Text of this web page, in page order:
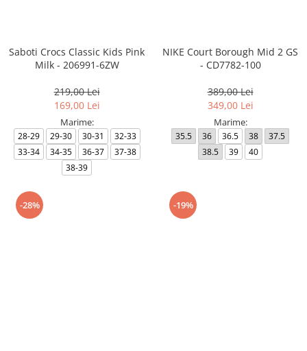
Saboti Crocs Classic Kids Pink
Milk - 206991-6ZW
219,00 Lei
169,00 Lei
Marime:
28-29 29-30 30-31
32-33
33-34
34-35 36-37
37-38
38-39
NIKE Court Borough Mid 2 GS
- CD7782-100
389,00 Lei
349,00 Lei
Marime:
35.5 36 36.5 38
37.5
38.5
39 40
-28% -19%